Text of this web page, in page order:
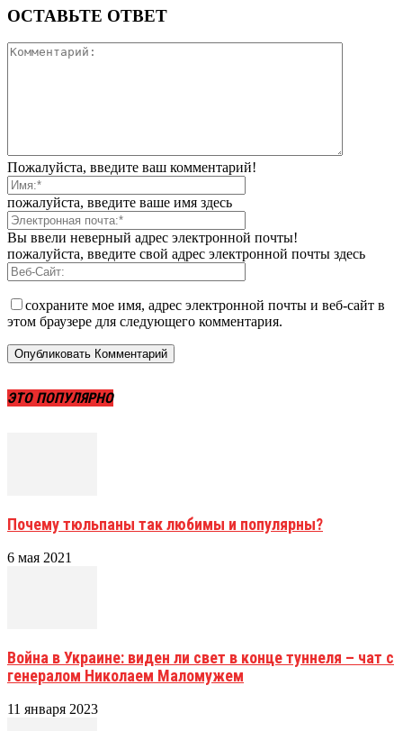
ОСТАВЬТЕ ОТВЕТ
Пожалуйста, введите ваш комментарий!
пожалуйста, введите ваше имя здесь
Вы ввели неверный адрес электронной почты!
пожалуйста, введите свой адрес электронной почты здесь
сохраните мое имя, адрес электронной почты и веб-сайт в
этом браузере для следующего комментария.
ЭТО ПОПУЛЯРНО
Почему тюльпаны так любимы и популярны?
6 мая 2021
Война в Украине: виден ли свет в конце туннеля – чат с
генералом Николаем Маломужем
11 января 2023